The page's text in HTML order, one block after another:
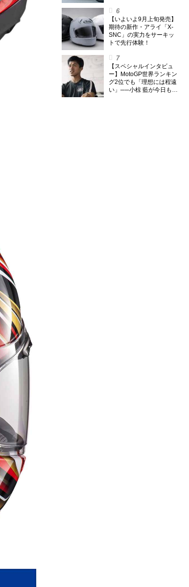
【いよいよ9月上旬発売】
期待の新作・アライ「X-
SNC」の実力をサーキッ
トで先行体験！
【スペシャルインタビュ
ー】MotoGP世界ランキン
グ2位でも「理想には程遠
い」──小椋 藍が今日も走